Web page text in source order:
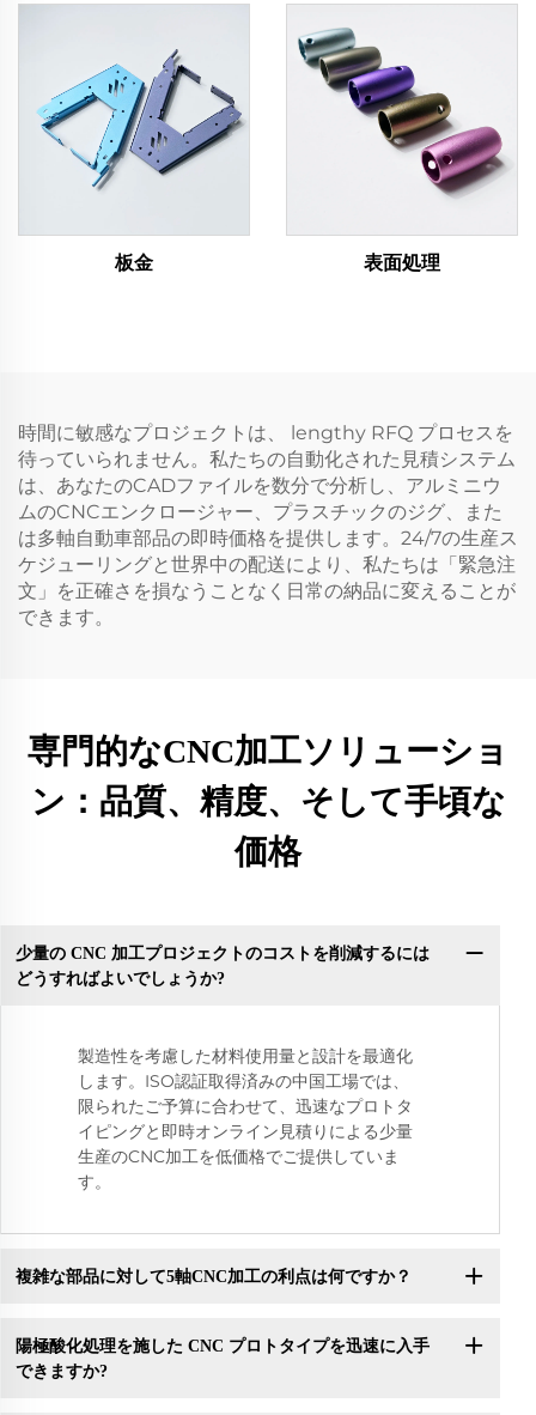
板金 表面処理
時間に敏感なプロジェクトは、 lengthy RFQ プロセスを
待っていられません。私たちの自動化された見積システム
は、あなたのCADファイルを数分で分析し、アルミニウ
ムのCNCエンクロージャー、プラスチックのジグ、また
は多軸自動車部品の即時価格を提供します。24/7の生産ス
ケジューリングと世界中の配送により、私たちは「緊急注
文」を正確さを損なうことなく日常の納品に変えることが
できます。
専門的なCNC加工ソリューショ
ン：品質、精度、そして手頃な
価格
少量の CNC 加工プロジェクトのコストを削減するには
どうすればよいでしょうか?
製造性を考慮した材料使用量と設計を最適化
します。ISO認証取得済みの中国工場では、
限られたご予算に合わせて、迅速なプロトタ
イピングと即時オンライン見積りによる少量
生産のCNC加工を低価格でご提供していま
す。
複雑な部品に対して5軸CNC加工の利点は何ですか？
陽極酸化処理を施した CNC プロトタイプを迅速に入手
できますか?